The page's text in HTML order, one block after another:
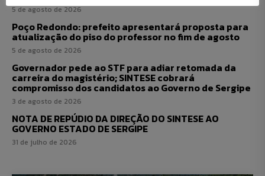
5 de agosto de 2026
Poço Redondo: prefeito apresentará proposta para
atualização do piso do professor no fim de agosto
5 de agosto de 2026
Governador pede ao STF para adiar retomada da
carreira do magistério; SINTESE cobrará
compromisso dos candidatos ao Governo de Sergipe
3 de agosto de 2026
NOTA DE REPÚDIO DA DIREÇÃO DO SINTESE AO
GOVERNO ESTADO DE SERGIPE
31 de julho de 2026